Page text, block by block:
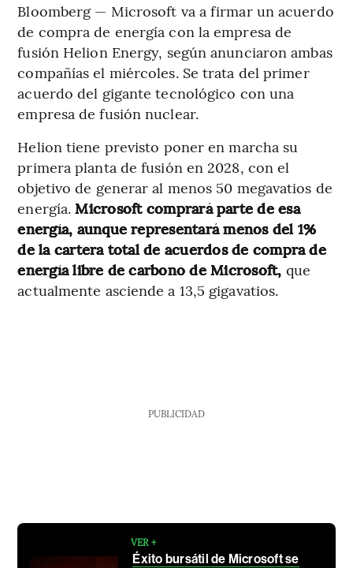
Bloomberg — Microsoft va a firmar un acuerdo
de compra de energía con la empresa de
fusión Helion Energy, según anunciaron ambas
compañías el miércoles. Se trata del primer
acuerdo del gigante tecnológico con una
empresa de fusión nuclear.
Helion tiene previsto poner en marcha su
primera planta de fusión en 2028, con el
objetivo de generar al menos 50 megavatios de
energía. Microsoft comprará parte de esa
energía, aunque representará menos del 1%
de la cartera total de acuerdos de compra de
energía libre de carbono de Microsoft, que
actualmente asciende a 13,5 gigavatios.
PUBLICIDAD
VER +
Éxito bursátil de Microsoft se